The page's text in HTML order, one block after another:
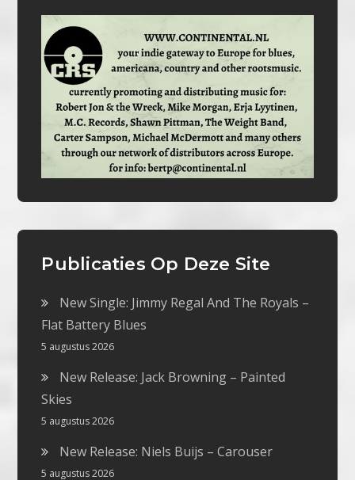
Publicaties Op Deze Site
New Single: Jimmy Regal And The Royals –
Flat Battery Blues
5 augustus 2026
New Release: Jack Browning – Painted
Skies
5 augustus 2026
New Release: Niels Buijs – Carouser
5 augustus 2026